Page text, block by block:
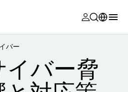
新しいタ
Helios
新しいタ
Alta
新しいタ
新しいタ
新しいタ
新しいタ
新しいタ
新しいタ
English (U.S.)
Deutsch (Germany)
バー
バー脅